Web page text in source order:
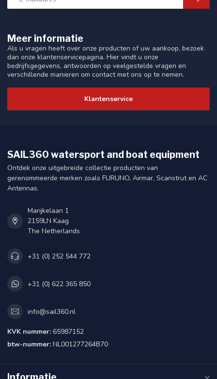
Meer informatie
Als u vragen heeft over onze producten of uw aankoop, bezoek
dan onze klantenservicepagina. Hier vindt u onze
bedrijfsgegevens, antwoorden op veelgestelde vragen en
verschillende manieren om contact met ons op te nemen.
Klantenservice
SAIL360 watersport and boat equipment
Ontdek onze uitgebreide collectie producten van
gerenommeerde merken zoals FURUNO, Airmar, Scanstrut en AC
Antennas.
Marijkelaan 1
2159LN Kaag
The Netherlands
+31 (0) 252 544 772
+31 (0) 622 365 850
info@sail360.nl
KVK nummer: 65987152
btw-nummer: NL001277264B70